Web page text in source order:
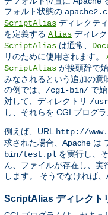
フォルト状態の
ScriptAlias ディレクテ
を定義する Alias ディレ
ScriptAlias は通常、
リのために使用されます。
ScriptAlias が接頭辞で
みなされるという追加の意
の例では、 /cgi-bin/ で
対して、ディレクトリ /
し、それらを CGI プログ
例えば、URL http://
求された場合、Apache は
bin/test.pl を実行し、
ん、ファイルが存在し、実
します。 そうでなければ
ScriptAlias ディレクト